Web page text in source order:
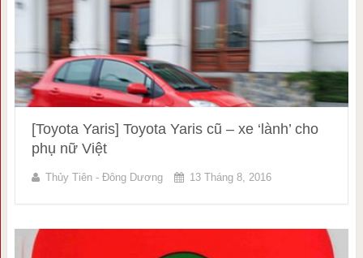
[Toyota Yaris] Toyota Yaris cũ – xe ‘lành’ cho
phụ nữ Việt
Thủy Tiên - Đông Dương 13 Tháng 8, 2016